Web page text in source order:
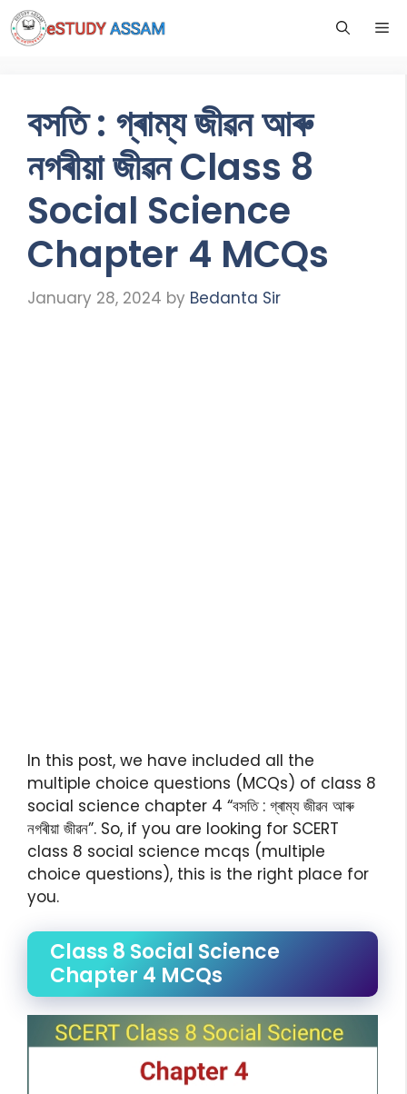
বসতি : গ্ৰাম্য জীৱন আৰু
নগৰীয়া জীৱন Class 8
Social Science
Chapter 4 MCQs
January 28, 2024 by Bedanta Sir
In this post, we have included all the
multiple choice questions (MCQs) of class 8
social science chapter 4 “বসতি : গ্ৰাম্য জীৱন আৰু
নগৰীয়া জীৱন”. So, if you are looking for SCERT
class 8 social science mcqs (multiple
choice questions), this is the right place for
you.
Class 8 Social Science
Chapter 4 MCQs